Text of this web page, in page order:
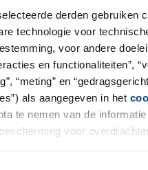
derden gebruiken
technologie voor
voor andere
en functionaliteiten”,
“meting” en
als aangegeven in het
te nemen van de
voor
für
Wien, hat seine
Brexit könnte für
Phase-III-Studie ist
klinischen Zentren wird ein
entwickelten Wirkstoff an